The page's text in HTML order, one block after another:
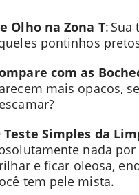
Olho na Zona T:
pontinhos
com as
mais opacos,
Teste Simples da
nada por
e ficar oleosa,
tem pele mista.